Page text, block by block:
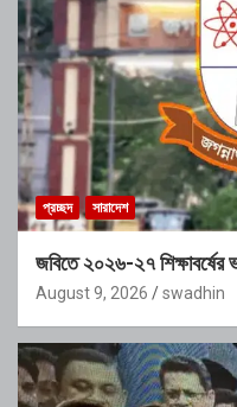
প্রচ্ছদ সারাদেশ
জবিতে ২০২৬-২৭
August 9, 2026 swadhin